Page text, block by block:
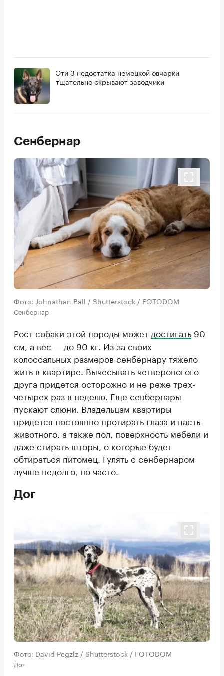
Эти 3 недостатка немецкой овчарки
тщательно скрывают заводчики
Сенбернар
Фото: Johnathan Ball / Shutterstock / FOTODOM
Сенбернар
Рост собаки этой породы может достигать 90
см, а вес — до 90 кг. Из-за своих
колоссальных размеров сенбернару тяжело
жить в квартире. Вычесывать четвероногого
друга придется осторожно и не реже трех-
четырех раз в неделю. Еще сенбернары
пускают слюни. Владельцам квартиры
придется постоянно протирать глаза и пасть
животного, а также пол, поверхность мебели и
даже стирать шторы, о которые будет
обтираться питомец. Гулять с сенбернаром
лучше недолго, но часто.
Дог
Фото: David Pegzlz / Shutterstock / FOTODOM
Дог